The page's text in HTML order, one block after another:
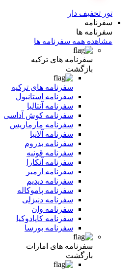
تور تخفیف دار
سفرنامه
سفرنامه ها
مشاهده همه سفرنامه ها
سفرنامه های ترکیه
بازگشت
سفرنامه های ترکیه
سفرنامه استانبول
سفرنامه آنتالیا
سفرنامه کوش آداسی
سفرنامه مارماریس
سفرنامه آلانیا
سفرنامه بدروم
سفرنامه قونیه
سفرنامه آنکارا
سفرنامه ازمیر
سفرنامه دیدیم
سفرنامه پاموکاله
سفرنامه دنیزلی
سفرنامه وان
سفرنامه کاپادوکیا
سفرنامه بورسا
سفرنامه های امارات
بازگشت